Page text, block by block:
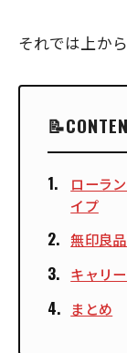
それでは上か
ローラ
イプ
無印良
キャリ
まとめ